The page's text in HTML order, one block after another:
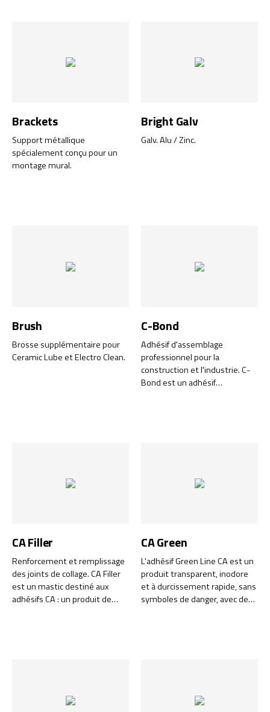
Brackets
Support métallique
spécialement conçu pour un
montage mural.
Bright Galv
Galv. Alu / Zinc.
Brush
Brosse supplémentaire pour
Ceramic Lube et Electro Clean.
C-Bond
Adhésif d'assemblage
professionnel pour la
construction et l'industrie. C-
Bond est un adhésif
élevée et de résultats fiables
des environnements difficiles.
CA Filler
Renforcement et remplissage
des joints de collage. CA Filler
est un mastic destiné aux
adhésifs CA : un produit de
CA Green
L'adhésif Green Line CA est un
produit transparent, inodore
et à durcissement rapide, sans
symboles de danger, avec des